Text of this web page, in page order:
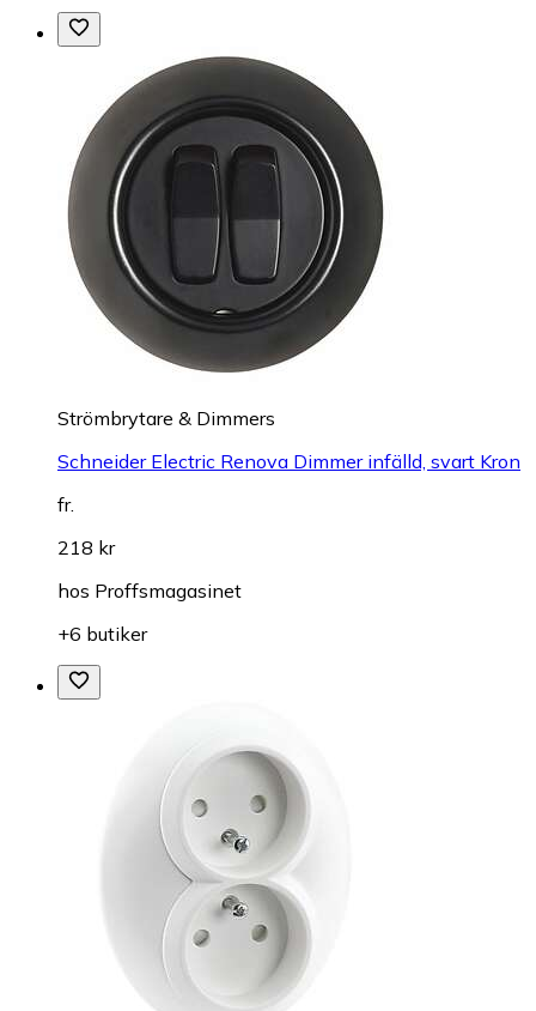
Strömbrytare & Dimmers
Schneider Electric Renova Dimmer infälld, svart Kron
fr.
218 kr
hos Proffsmagasinet
+6 butiker